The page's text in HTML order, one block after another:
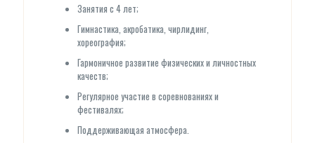
Занятия с 4 лет;
Гимнастика, акробатика, чирлидинг,
хореография;
Гармоничное развитие физических и личностных
качеств;
Регулярное участие в соревнованиях и
фестивалях;
Поддерживающая атмосфера.